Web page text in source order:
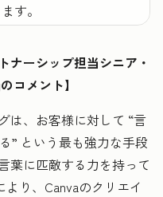
す。
ナーシップ担当シニア・
コメント】
は、お客様に対して “言
” という最も強力な手段
葉に匹敵する力を持って
り、Canvaのクリエイ